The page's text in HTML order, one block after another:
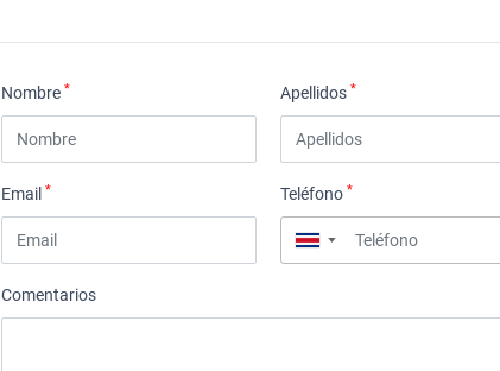
Nombre* Apellidos*
Email* Teléfono*
▼
Comentarios